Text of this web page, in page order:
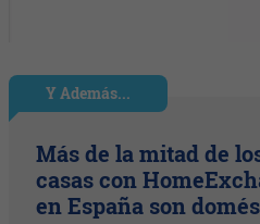
Y Además...
Más de la mitad de
casas con
en España son